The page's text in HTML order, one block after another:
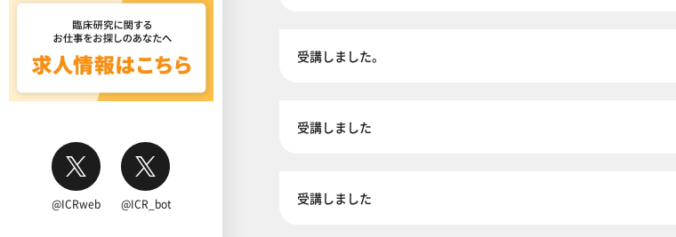
@ICRweb @ICR_bot
受講しました。
受講しました
受講しました